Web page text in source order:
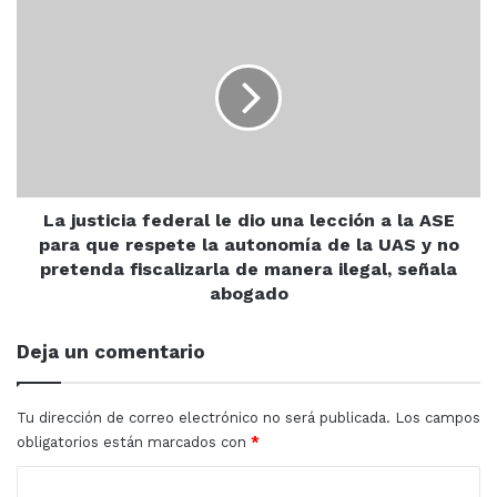
Criticó esta idea y destacó las diferencias entre la
situación de drogas en ambos países. “Nosotros
tenemos al año 600 fallecidos por consumo de droga y
con un enfoque en la verdad.
Gobierno
la
ASE
para
que
de
la
y
no
La justicia federal le dio una lección a la ASE
para que respete la autonomía de la UAS y no
pretenda fiscalizarla de manera ilegal, señala
abogado
Deja un comentario
Tu dirección de correo electrónico no será publicada. Los campos
obligatorios están marcados con *